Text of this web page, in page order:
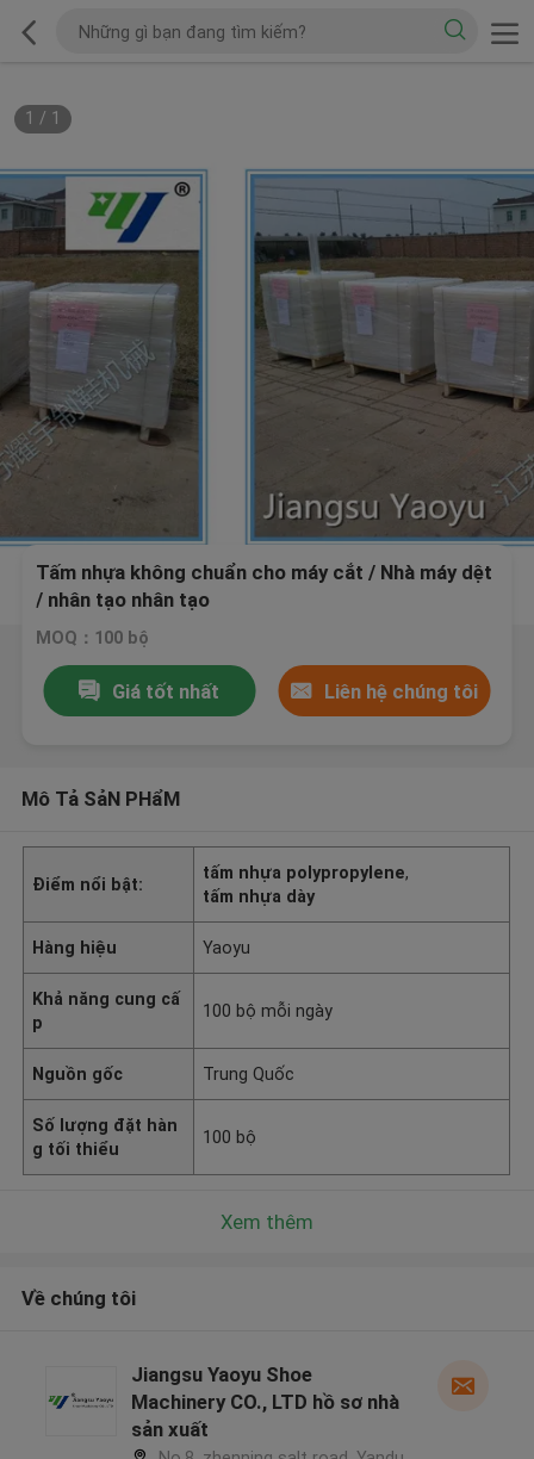
1 / 1
Tấm nhựa không chuẩn cho máy cắt / Nhà máy dệt
/ nhân tạo nhân tạo
MOQ：100 bộ
Giá tốt nhất Liên hệ chúng tôi
Mô Tả SảN PHẩM
Điểm nổi bật:
tấm nhựa polypropylene,
tấm nhựa dày
Hàng hiệu Yaoyu
Khả năng cung cấ
p
100 bộ mỗi ngày
Nguồn gốc Trung Quốc
Số lượng đặt hàn
g tối thiểu
100 bộ
Xem thêm
Về chúng tôi
Jiangsu Yaoyu Shoe
Machinery CO., LTD hồ sơ nhà
sản xuất